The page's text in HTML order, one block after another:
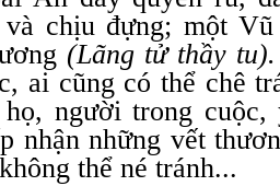
chịu đựng; một
(Lãng tử thầy
ai cũng có thể chê
người trong
nhận những vết
thể né tránh...